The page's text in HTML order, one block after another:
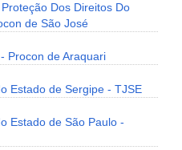
Dos Direitos Do
de São José
Procon de Araquari
Estado de Sergipe - TJSE
Estado de São Paulo -